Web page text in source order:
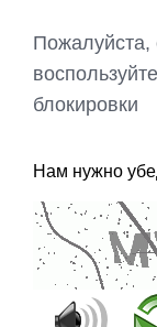
Пожалуйста,
блокировки
Нам нужно